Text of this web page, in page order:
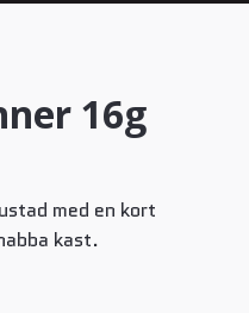
16g
med en kort
kast.